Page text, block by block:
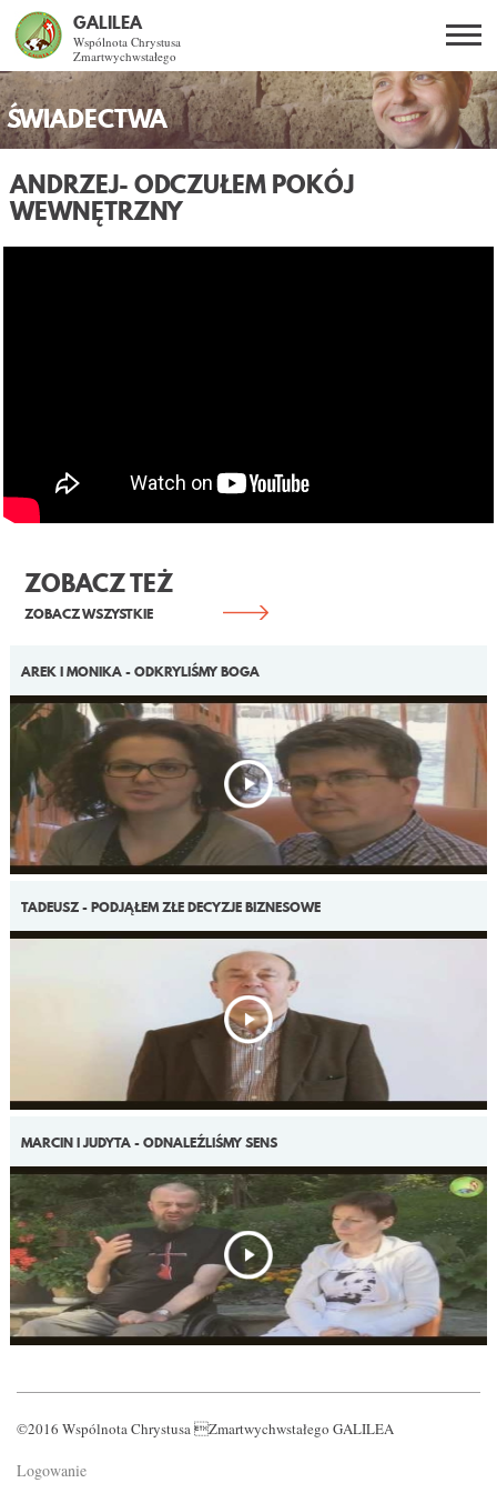
GALILEA
Wspólnota Chrystusa
Zmartwychwstałego
PL EN BG
Szukaj
SPOTKANIA OTWARTE
KONTAKT
ŚWIADECTWA
ANDRZEJ- ODCZUŁEM POKÓJ
WEWNĘTRZNY
ZOBACZ TEŻ
ZOBACZ WSZYSTKIE
AREK I MONIKA - ODKRYLIŚMY BOGA
TADEUSZ - PODJĄŁEM ZŁE DECYZJE BIZNESOWE
MARCIN I JUDYTA - ODNALEŹLIŚMY SENS
©2016 Wspólnota Chrystusa Zmartwychwstałego GALILEA
Logowanie